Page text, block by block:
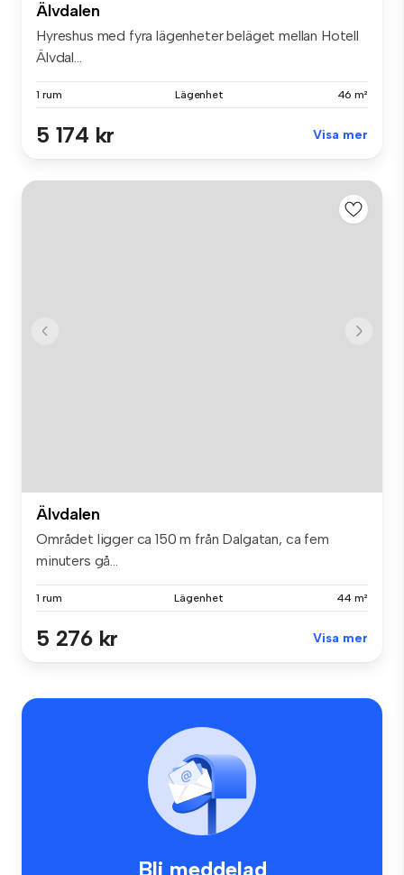
Älvdalen
Hyreshus med fyra lägenheter beläget mellan Hotell
Älvdal...
1 rum Lägenhet 46 m²
5 174 kr Visa mer
Älvdalen
Området ligger ca 150 m från Dalgatan, ca fem
minuters gå...
1 rum Lägenhet 44 m²
5 276 kr Visa mer
Bli meddelad